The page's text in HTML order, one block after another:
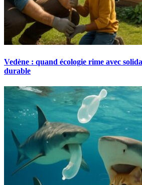
Vedène : quand écologie rime avec
durable